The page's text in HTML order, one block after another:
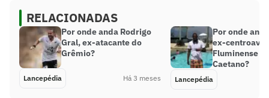
RELACIONADAS
Por onde anda Rodrigo
Gral, ex-atacante do
Grêmio?
Lancepédia Há 3 meses
Por onde
ex-
Fluminense e
Caetano?
Lancepédia